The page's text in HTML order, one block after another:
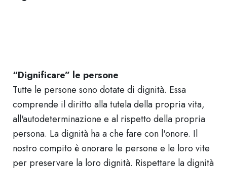
“Dignificare” le persone
Tutte le persone sono dotate di dignità. Essa
comprende il diritto alla tutela della propria vita,
all'autodeterminazione e al rispetto della propria
persona. La dignità ha a che fare con l'onore. Il
nostro compito è onorare le persone e le loro vite
per preservare la loro dignità. Rispettare la dignità